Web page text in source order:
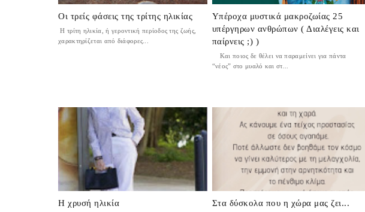
Οι τρείς φάσεις της τρίτης ηλικίας
Η τρίτη ηλικία, ή γεροντική περίοδος της ζωής,
χαρακτηρίζεται από διάφορες...
Υπέροχα μυστικά μακροζωίας 25
υπέργηρων ανθρώπων ( Διαλέγεις και
παίρνεις ;) )
Kαι ποιος δε θέλει να παραμείνει για πάντα
“νέος” στο μυαλό και στ...
Η χρυσή ηλικία Στα δύσκολα που η χώρα μας ζει...